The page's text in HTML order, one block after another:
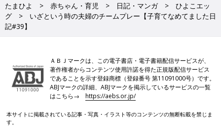
たまひよ 赤ちゃん・育児 日記・マンガ
ひよこエッ
グ
いざという時の夫婦のチームプレー【子育てなめてました日
記#39】
ＡＢＪマークは、この電子書店・電子書籍配信サービスが、
著作権者からコンテンツ使用許諾を得た正規版配信サービス
であることを示す登録商標（登録番号 第11091000号）です。
ABJマークの詳細、ABJマークを掲示しているサービスの一覧
はこちら→https://aebs.or.jp/
本サイトに掲載されている記事・写真・イラスト等のコンテンツの無断転載を禁じま
す。